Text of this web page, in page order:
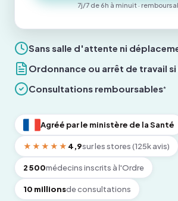
Sans salle d'attente ni
Ordonnance ou arrêt de travail si
Consultations remboursables*
Agréé par le ministère de la Santé
★★★★★ 4,9sur les stores (125k avis)
2 500médecins inscrits à l'Ordre
10 millionsde consultations
7j/7 de 6h à minuit ·